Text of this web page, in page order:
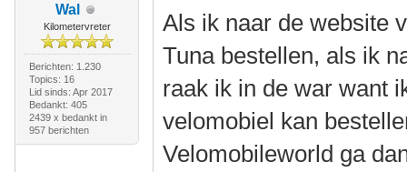
Wal
Kilometervreter
Berichten: 1.230
Topics: 16
Lid sinds: Apr 2017
Bedankt: 405
2439 x bedankt in
957 berichten
Als ik naar de website
Tuna bestellen, als ik
raak ik in de war want
velomobiel kan
Velomobileworld ga